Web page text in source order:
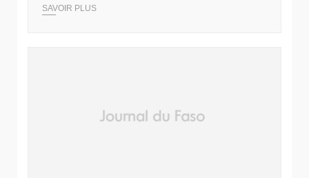
SAVOIR PLUS